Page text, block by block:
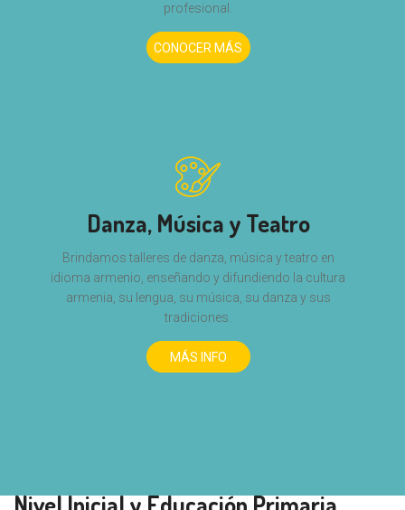
profesional.
CONOCER MÁS
Danza, Música y Teatro
Brindamos talleres de danza, música y teatro en
idioma armenio, enseñando y difundiendo la cultura
armenia, su lengua, su música, su danza y sus
tradiciones.
MÁS INFO